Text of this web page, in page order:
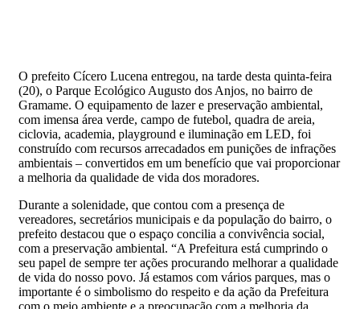
O prefeito Cícero Lucena entregou, na tarde desta quinta-feira
(20), o Parque Ecológico Augusto dos Anjos, no bairro de
Gramame. O equipamento de lazer e preservação ambiental,
com imensa área verde, campo de futebol, quadra de areia,
ciclovia, academia, playground e iluminação em LED, foi
construído com recursos arrecadados em punições de infrações
ambientais – convertidos em um benefício que vai proporcionar
a melhoria da qualidade de vida dos moradores.
Durante a solenidade, que contou com a presença de
vereadores, secretários municipais e da população do bairro, o
prefeito destacou que o espaço concilia a convivência social,
com a preservação ambiental. “A Prefeitura está cumprindo o
seu papel de sempre ter ações procurando melhorar a qualidade
de vida do nosso povo. Já estamos com vários parques, mas o
importante é o simbolismo do respeito e da ação da Prefeitura